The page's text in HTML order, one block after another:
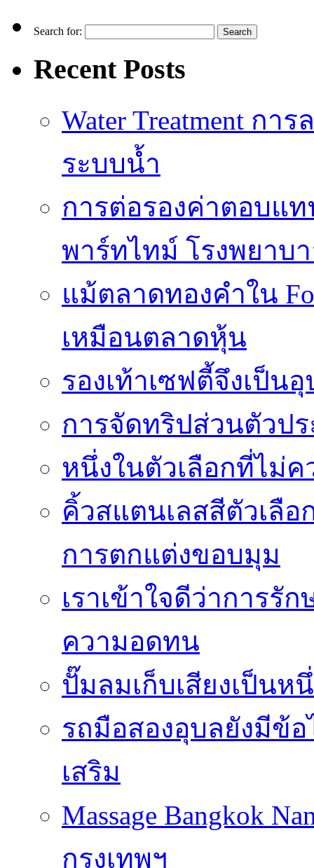
Search for:
Recent Posts
Water Treatment ก
ระบบน้ำ
การต่อรองค่าตอบแ
พาร์ทไทม์ โรงพยาบ
แม้ตลาดทองคำใน
เหมือนตลาดหุ้น
รองเท้าเซฟตี้จึงเป็
การจัดทริปส่วนตัวป
หนึ่งในตัวเลือกที่ไม่ค
คิ้วสแตนเลสสีตัวเลื
การตกแต่งขอบมุม
เราเข้าใจดีว่าการรั
ความอดทน
ปั๊มลมเก็บเสียงเป็น
รถมือสองอุบลยังมีข้อ
เสริม
Massage Bangkok
กรุงเทพฯ